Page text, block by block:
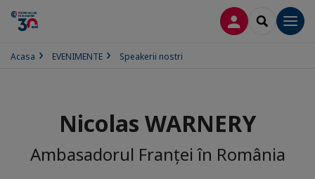
CONECTARE
SEARCH
Acasa EVENIMENTE Speakerii nostri
Nicolas WARNERY
Ambasadorul Franței în România